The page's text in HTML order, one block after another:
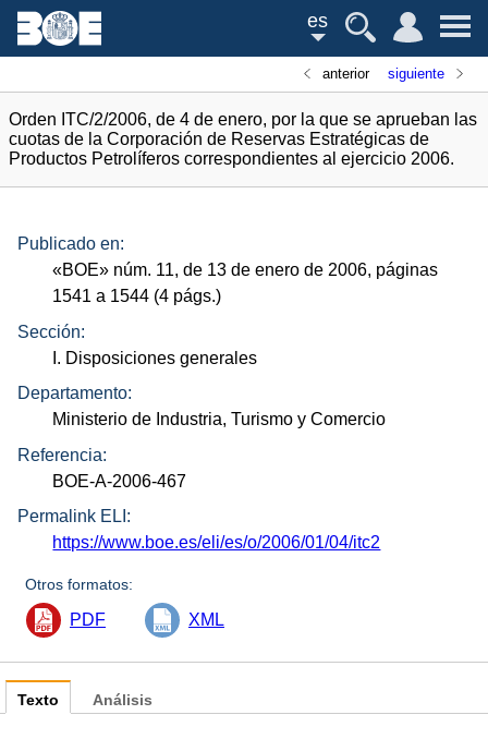
es
anterior siguiente
Orden ITC/2/2006, de 4 de enero, por la que se aprueban las
cuotas de la Corporación de Reservas Estratégicas de
Productos Petrolíferos correspondientes al ejercicio 2006.
Publicado en:
«BOE» núm. 11, de 13 de enero de 2006, páginas
1541 a 1544 (4 págs.)
Sección:
I. Disposiciones generales
Departamento:
Ministerio de Industria, Turismo y Comercio
Referencia:
BOE-A-2006-467
Permalink ELI:
https://www.boe.es/eli/es/o/2006/01/04/itc2
Otros formatos:
PDF XML
Texto Análisis